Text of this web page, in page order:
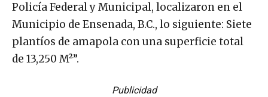
Policía Federal y Municipal, localizaron en el
Municipio de Ensenada, B.C., lo siguiente: Siete
plantíos de amapola con una superficie total
de 13,250 M²”.
Publicidad